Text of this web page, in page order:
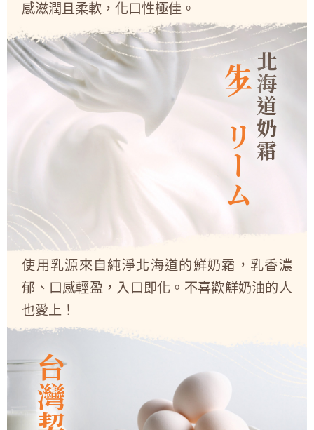
感滋潤且柔軟，化口性極佳。
北海道奶霜
生クリーム
使用乳源來自純淨北海道的鮮奶霜，乳香濃
郁、口感輕盈，入口即化。不喜歡鮮奶油的人
也愛上！